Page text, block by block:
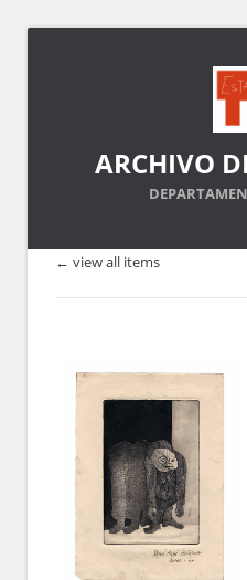
ARCHIVO
← view all items